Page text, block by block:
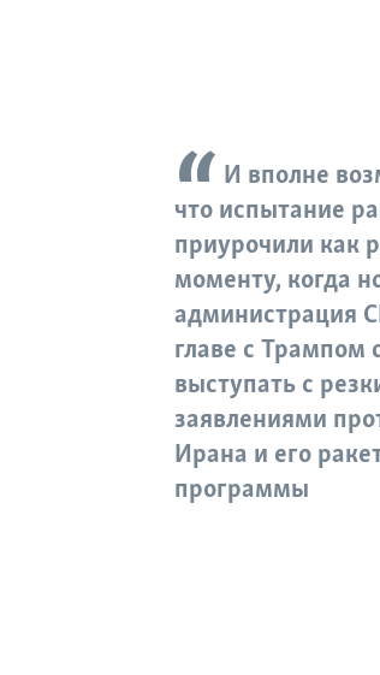
И вполне
что испытание
приурочили как
моменту, когда
администрация
главе с Трампом
выступать с
заявлениями
Ирана и его
программы